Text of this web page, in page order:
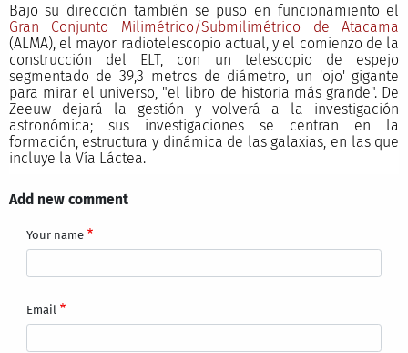
Bajo su dirección también se puso en funcionamiento el
Gran Conjunto Milimétrico/Submilimétrico de Atacama
(ALMA), el mayor radiotelescopio actual, y el comienzo de la
construcción del ELT, con un telescopio de espejo
segmentado de 39,3 metros de diámetro, un 'ojo' gigante
para mirar el universo, "el libro de historia más grande". De
Zeeuw dejará la gestión y volverá a la investigación
astronómica; sus investigaciones se centran en la
formación, estructura y dinámica de las galaxias, en las que
incluye la Vía Láctea.
Add new comment
Your name
Email